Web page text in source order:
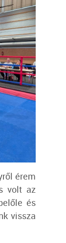
érem
volt az
és
vissza